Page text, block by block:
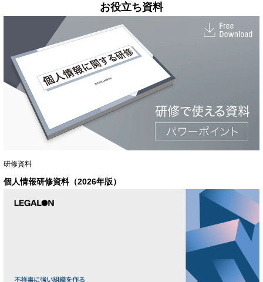
お役立ち資料
研修資料
個人情報研修資料（2026年版）